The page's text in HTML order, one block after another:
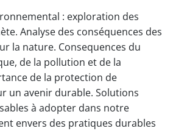
: exploration des
Analyse des conséquences des
la nature. Consequences du
de la pollution et de la
de la protection de
un avenir durable. Solutions
à adopter dans notre
envers des pratiques durables